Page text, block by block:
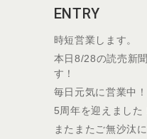
ENTRY
時短営業します。
本日8/28の読売新
す！
毎日元気に営業中！
5周年を迎えました
またまたご無沙汰